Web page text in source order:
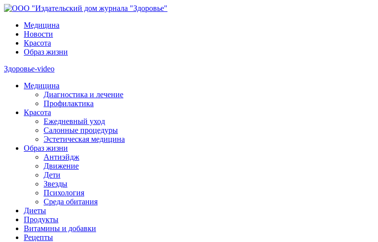
Медицина
Новости
Красота
Образ жизни
Здоровье-video
Медицина
Диагностика и лечение
Профилактика
Красота
Ежедневный уход
Салонные процедуры
Эстетическая медицина
Образ жизни
Антиэйдж
Движение
Дети
Звезды
Психология
Среда обитания
Диеты
Продукты
Витамины и добавки
Рецепты